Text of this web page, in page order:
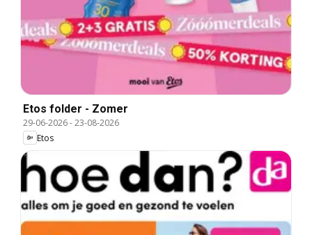
Etos folder - Zomer
29-06-2026-23-08-2026
Etos